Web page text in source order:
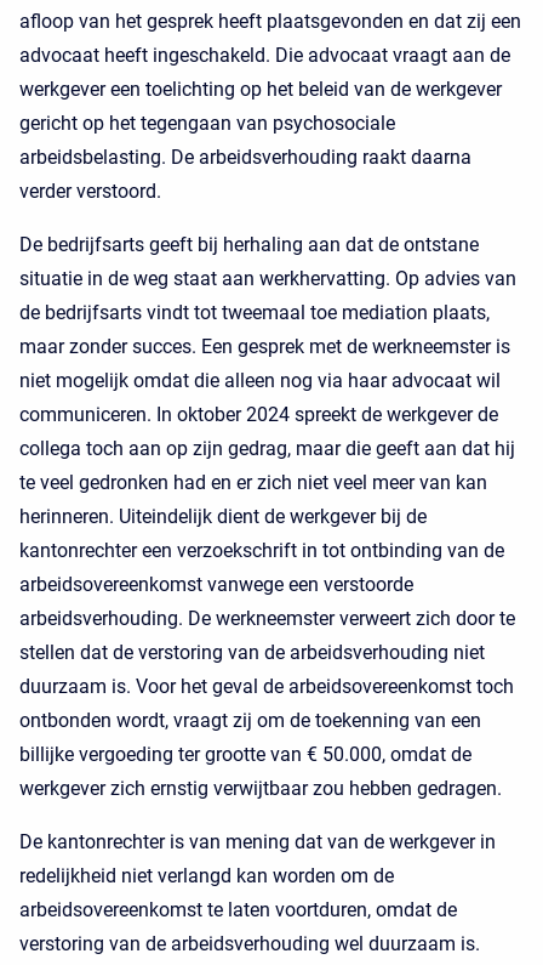
afloop van het gesprek heeft plaatsgevonden en dat zij een
advocaat heeft ingeschakeld. Die advocaat vraagt aan de
werkgever een toelichting op het beleid van de werkgever
gericht op het tegengaan van psychosociale
arbeidsbelasting. De arbeidsverhouding raakt daarna
verder verstoord.
De bedrijfsarts geeft bij herhaling aan dat de ontstane
situatie in de weg staat aan werkhervatting. Op advies van
de bedrijfsarts vindt tot tweemaal toe mediation plaats,
maar zonder succes. Een gesprek met de werkneemster is
niet mogelijk omdat die alleen nog via haar advocaat wil
communiceren. In oktober 2024 spreekt de werkgever de
collega toch aan op zijn gedrag, maar die geeft aan dat hij
te veel gedronken had en er zich niet veel meer van kan
herinneren. Uiteindelijk dient de werkgever bij de
kantonrechter een verzoekschrift in tot ontbinding van de
arbeidsovereenkomst vanwege een verstoorde
arbeidsverhouding. De werkneemster verweert zich door te
stellen dat de verstoring van de arbeidsverhouding niet
duurzaam is. Voor het geval de arbeidsovereenkomst toch
ontbonden wordt, vraagt zij om de toekenning van een
billijke vergoeding ter grootte van € 50.000, omdat de
werkgever zich ernstig verwijtbaar zou hebben gedragen.
De kantonrechter is van mening dat van de werkgever in
redelijkheid niet verlangd kan worden om de
arbeidsovereenkomst te laten voortduren, omdat de
verstoring van de arbeidsverhouding wel duurzaam is.